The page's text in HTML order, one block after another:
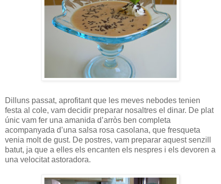
Dilluns passat, aprofitant que les meves nebodes tenien
festa al cole, vam decidir preparar nosaltres el dinar. De plat
únic vam fer una amanida d’arròs ben completa
acompanyada d’una salsa rosa casolana, que fresqueta
venia molt de gust. De postres, vam preparar aquest senzill
batut, ja que a elles els encanten els nespres i els devoren a
una velocitat astoradora.